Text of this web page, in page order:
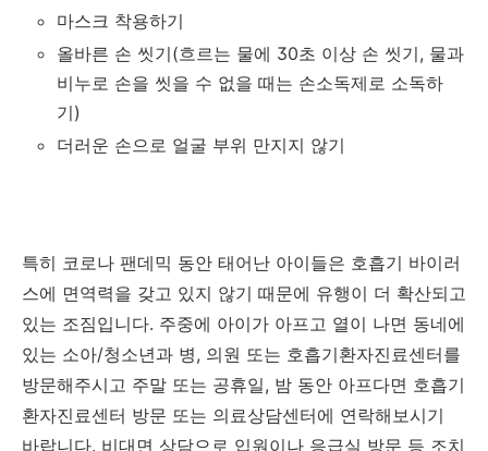
마스크 착용하기
올바른 손 씻기(흐르는 물에 30초 이상 손 씻기, 물과
비누로 손을 씻을 수 없을 때는 손소독제로 소독하
기)
더러운 손으로 얼굴 부위 만지지 않기
특히 코로나 팬데믹 동안 태어난 아이들은 호흡기 바이러
스에 면역력을 갖고 있지 않기 때문에 유행이 더 확산되고
있는 조짐입니다. 주중에 아이가 아프고 열이 나면 동네에
있는 소아/청소년과 병, 의원 또는 호흡기환자진료센터를
방문해주시고 주말 또는 공휴일, 밤 동안 아프다면 호흡기
환자진료센터 방문 또는 의료상담센터에 연락해보시기
바랍니다. 비대면 상담으로 입원이나 응급실 방문 등 조치